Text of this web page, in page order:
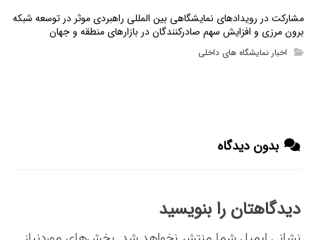
مشارکت در رویدادهای نمایشگاهی بین المللی راهبردی موثر در توسعه شبکه
برون مرزی و افزایش سهم صادرکنندگان در بازارهای منطقه و جهان
اخبار نمایشگاه های داخلی
بدون دیدگاه
دیدگاهتان را بنویسید